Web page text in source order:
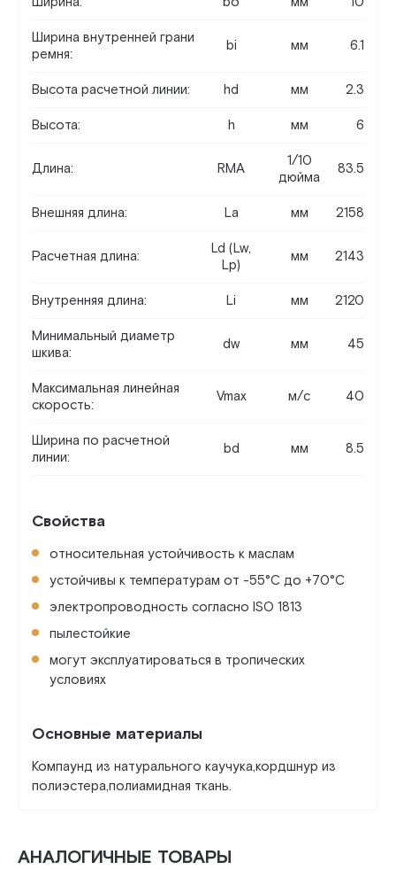
Ширина внутренней грани
ремня:
bi мм 6.1
Высота расчетной линии: hd мм 2.3
Высота: h мм 6
Длина: RMA
1/10
дюйма
83.5
Внешняя длина: La мм 2158
Расчетная длина:
Ld (Lw,
Lp)
мм 2143
Внутренняя длина: Li мм 2120
Минимальный диаметр
шкива:
dw мм 45
Максимальная линейная
скорость:
Vmax м/c 40
Ширина по расчетной
линии:
bd мм 8.5
Свойства
относительная устойчивость к маслам
устойчивы к температурам от -55°C до +70°C
электропроводность согласно ISO 1813
пылестойкие
могут эксплуатироваться в тропических
условиях
Основные материалы
Компаунд из натурального каучука,кордшнур из
полиэстера,полиамидная ткань.
АНАЛОГИЧНЫЕ ТОВАРЫ